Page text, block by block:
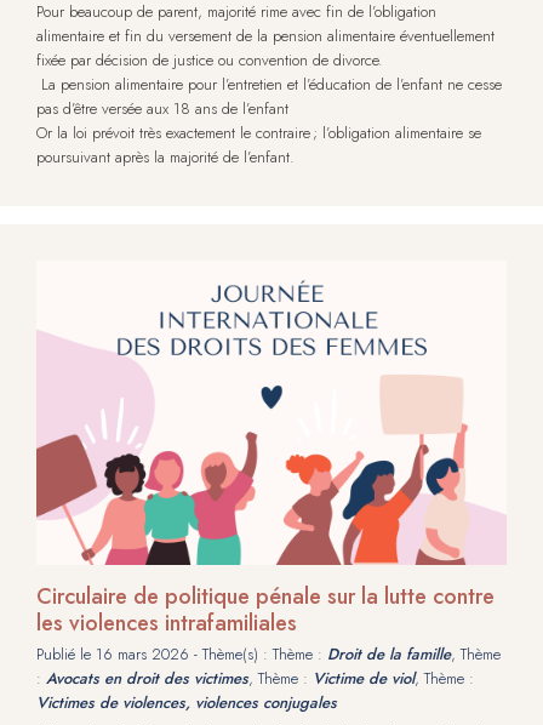
Pour beaucoup de parent, majorité rime avec fin de l’obligation
alimentaire et fin du versement de la pension alimentaire éventuellement
fixée par décision de justice ou convention de divorce.
La pension alimentaire pour l’entretien et l’éducation de l’enfant ne cesse
pas d’être versée aux 18 ans de l’enfant
Or la loi prévoit très exactement le contraire ; l’obligation alimentaire se
poursuivant après la majorité de l’enfant.
Circulaire de politique pénale sur la lutte contre
les violences intrafamiliales
Publié le 16 mars 2026 - Thème(s) : Thème : Droit de la famille, Thème
: Avocats en droit des victimes, Thème : Victime de viol, Thème :
Victimes de violences, violences conjugales